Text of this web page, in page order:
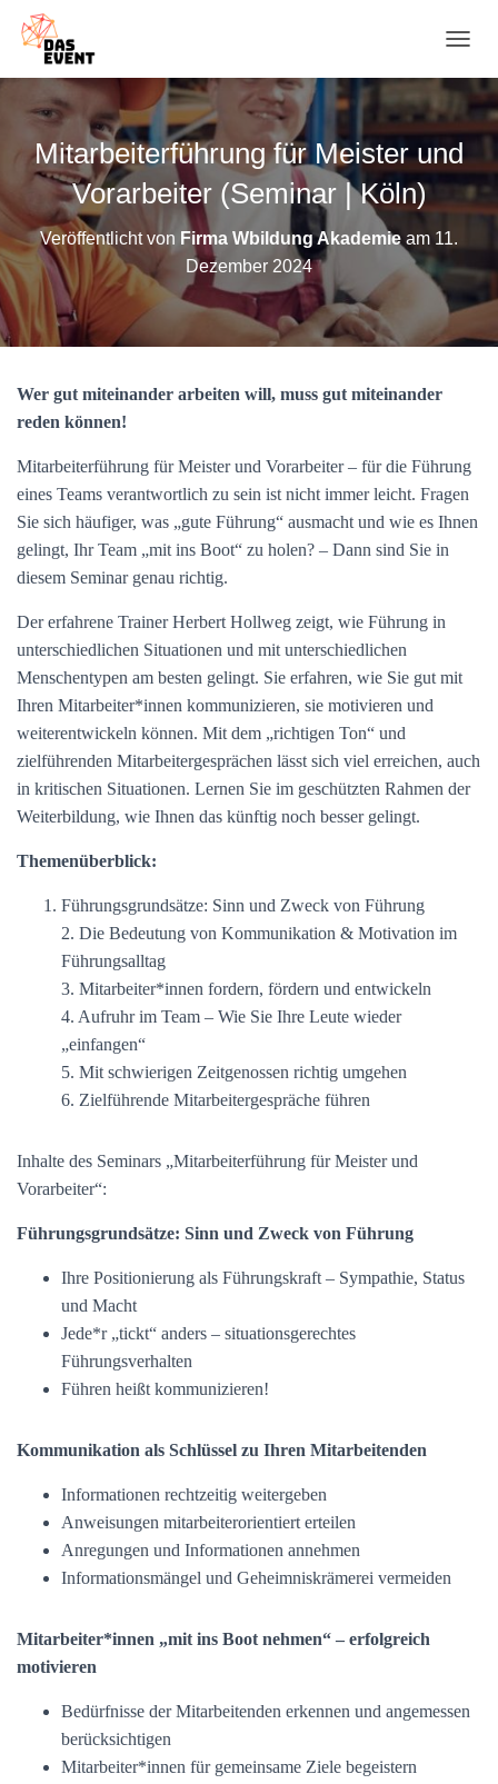
A
G
A
T
I
N
U
S
H
Mitarbeiterführung für Meister und
Vorarbeiter (Seminar | Köln)
Veröffentlicht von Firma Wbildung Akademie am 11.
Dezember 2024
Wer gut miteinander arbeiten will, muss gut miteinander
reden können!
Mitarbeiterführung für Meister und Vorarbeiter – für die Führung
eines Teams verantwortlich zu sein ist nicht immer leicht. Fragen
Sie sich häufiger, was „gute Führung“ ausmacht und wie es Ihnen
gelingt, Ihr Team „mit ins Boot“ zu holen? – Dann sind Sie in
diesem Seminar genau richtig.
Der erfahrene Trainer Herbert Hollweg zeigt, wie Führung in
unterschiedlichen Situationen und mit unterschiedlichen
Menschentypen am besten gelingt. Sie erfahren, wie Sie gut mit
Ihren Mitarbeiter*innen kommunizieren, sie motivieren und
weiterentwickeln können. Mit dem „richtigen Ton“ und
zielführenden Mitarbeitergesprächen lässt sich viel erreichen, auch
in kritischen Situationen. Lernen Sie im geschützten Rahmen der
Weiterbildung, wie Ihnen das künftig noch besser gelingt.
Themenüberblick:
Führungsgrundsätze: Sinn und Zweck von Führung
2. Die Bedeutung von Kommunikation & Motivation im
Führungsalltag
3. Mitarbeiter*innen fordern, fördern und entwickeln
4. Aufruhr im Team – Wie Sie Ihre Leute wieder
„einfangen“
5. Mit schwierigen Zeitgenossen richtig umgehen
6. Zielführende Mitarbeitergespräche führen
Inhalte des Seminars „Mitarbeiterführung für Meister und
Vorarbeiter“:
Führungsgrundsätze: Sinn und Zweck von Führung
Ihre Positionierung als Führungskraft – Sympathie, Status
und Macht
Jede*r „tickt“ anders – situationsgerechtes
Führungsverhalten
Führen heißt kommunizieren!
Kommunikation als Schlüssel zu Ihren Mitarbeitenden
Informationen rechtzeitig weitergeben
Anweisungen mitarbeiterorientiert erteilen
Anregungen und Informationen annehmen
Informationsmängel und Geheimniskrämerei vermeiden
Mitarbeiter*innen „mit ins Boot nehmen“ – erfolgreich
motivieren
Bedürfnisse der Mitarbeitenden erkennen und angemessen
berücksichtigen
Mitarbeiter*innen für gemeinsame Ziele begeistern